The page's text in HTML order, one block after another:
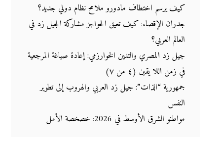
كيف يرسم اختطاف مادورو ملامح نظام دولي جديد؟
جدران الإقصاء: كيف تعيق الحواجز مشاركة الجيل زد في
العالم العربي؟
جيل زد المصري والتدين الخوارزمي: إعادة صياغة المرجعية
في زمن اللا يقين (٤ من ٧)
جمهورية “الذات”: جيل زد العربي والهروب إلى تطوير
النفس
مواطنو الشرق الأوسط في 2026: خصخصة الأمل